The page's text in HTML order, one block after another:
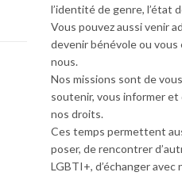
l’identité de genre, l’état
Vous pouvez aussi venir
devenir bénévole ou vous
nous.
Nos missions sont de
soutenir, vous informer
nos droits.
Ces temps permettent
poser, de rencontrer
LGBTI+, d’échanger avec